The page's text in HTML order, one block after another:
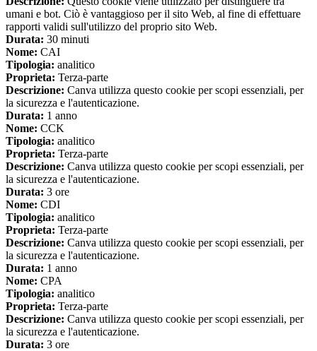
umani e bot. Ciò è vantaggioso per il sito Web, al fine di effettuare
rapporti validi sull'utilizzo del proprio sito Web.
Durata: 30 minuti
Nome: CAI
Tipologia: analitico
Proprieta: Terza-parte
Descrizione: Canva utilizza questo cookie per scopi essenziali, per
la sicurezza e l'autenticazione.
Durata: 1 anno
Nome: CCK
Tipologia: analitico
Proprieta: Terza-parte
Descrizione: Canva utilizza questo cookie per scopi essenziali, per
la sicurezza e l'autenticazione.
Durata: 3 ore
Nome: CDI
Tipologia: analitico
Proprieta: Terza-parte
Descrizione: Canva utilizza questo cookie per scopi essenziali, per
la sicurezza e l'autenticazione.
Durata: 1 anno
Nome: CPA
Tipologia: analitico
Proprieta: Terza-parte
Descrizione: Canva utilizza questo cookie per scopi essenziali, per
la sicurezza e l'autenticazione.
Durata: 3 ore